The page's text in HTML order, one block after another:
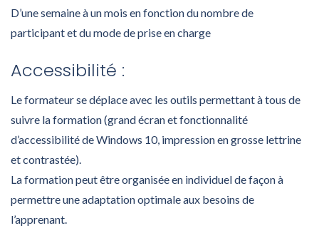
D’une semaine à un mois en fonction du nombre de
participant et du mode de prise en charge
Accessibilité :
Le formateur se déplace avec les outils permettant à tous de
suivre la formation (grand écran et fonctionnalité
d’accessibilité de Windows 10, impression en grosse lettrine
et contrastée).
La formation peut être organisée en individuel de façon à
permettre une adaptation optimale aux besoins de
l’apprenant.